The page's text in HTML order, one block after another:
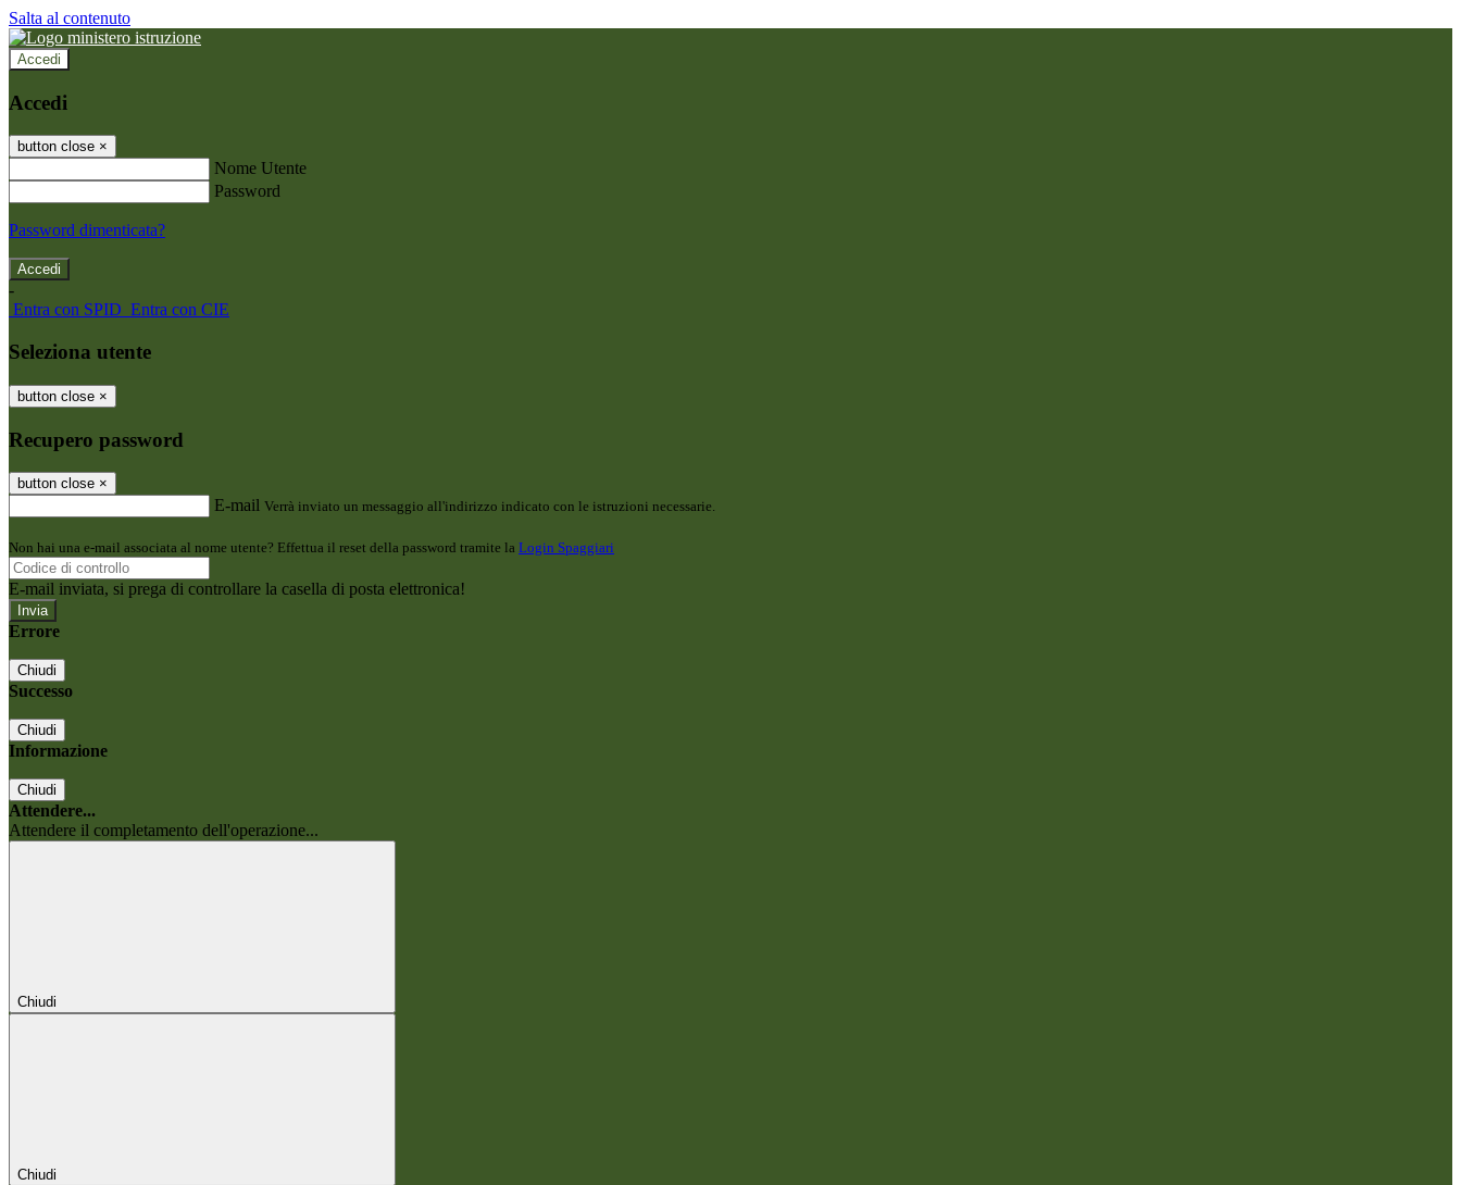
Salta al contenuto
Accedi
Accedi
button close ×
Nome Utente
Password
Password dimenticata?
-
Entra con SPID Entra con CIE
Seleziona utente
button close ×
Recupero password
button close ×
E-mail Verrà inviato un messaggio all'indirizzo indicato con le istruzioni necessarie.
Non hai una e-mail associata al nome utente? Effettua il reset della password tramite la Login Spaggiari
E-mail inviata, si prega di controllare la casella di posta elettronica!
Errore
Chiudi
Successo
Chiudi
Informazione
Chiudi
Attendere...
Attendere il completamento dell'operazione...
Chiudi
Chiudi